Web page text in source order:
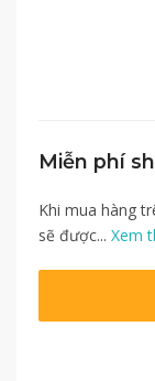
Khi mua hàng
sẽ được... Xem